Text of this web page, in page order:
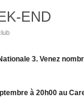
END
3. Venez
à 20h00 au